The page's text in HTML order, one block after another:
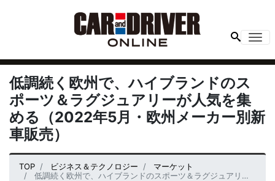
低調続く欧州で、ハイブランドのス
ポーツ＆ラグジュアリーが人気を集
める（2022年5月・欧州メーカー別新
車販売）
TOP ビジネス＆テクノロジー
マーケット
低調続く欧州で、ハイブランドのスポーツ＆ラグジュアリーが人気を集める（2022年5月・欧州メーカー別新車販売）